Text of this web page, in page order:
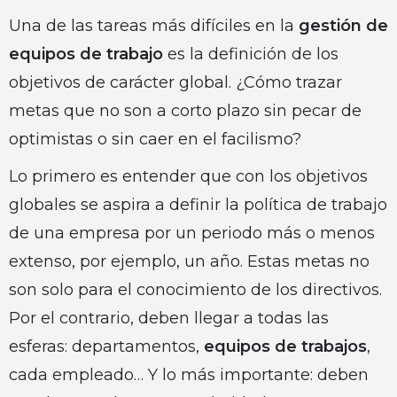
Una de las tareas más difíciles en la gestión de
equipos de trabajo es la definición de los
objetivos de carácter global. ¿Cómo trazar
metas que no son a corto plazo sin pecar de
optimistas o sin caer en el facilismo?
Lo primero es entender que con los objetivos
globales se aspira a definir la política de trabajo
de una empresa por un periodo más o menos
extenso, por ejemplo, un año. Estas metas no
son solo para el conocimiento de los directivos.
Por el contrario, deben llegar a todas las
esferas: departamentos, equipos de trabajos,
cada empleado… Y lo más importante: deben